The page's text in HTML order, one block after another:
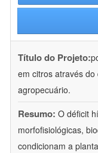
Título do Projeto:
em citros através
agropecuário.
Resumo: O déficit
morfofisiológicas,
condicionam a